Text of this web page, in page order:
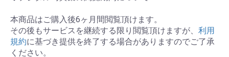
本商品はご購入後6ヶ月間閲覧頂けます。
その後もサービスを継続する限り閲覧頂けますが、 利用
規約に基づき提供を終了する場合がありますのでご了承
ください。